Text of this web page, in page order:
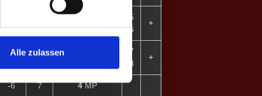
Alle zulassen
Marcel C.
Julian K.
5
6
+
+12 3
Karima A. ♀
7
8
+
-6 7 4MP